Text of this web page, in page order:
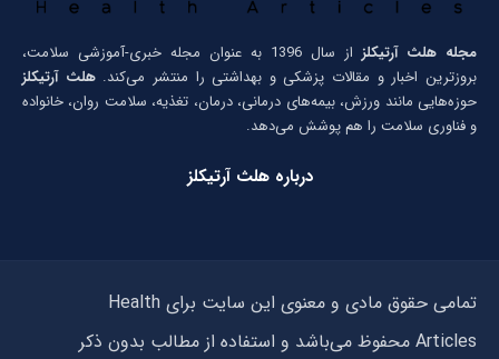
مجله هلث آرتیکلز
از سال 1396 به عنوان مجله خبری-آموزشی سلامت،
بروزترین اخبار و مقالات پزشکی و بهداشتی را منتشر می‌کند.هلث آرتیکلز
حوزه‌هایی مانند ورزش، بیمه‌های درمانی، درمان، تغذیه، سلامت روان، خانواده
و فناوری سلامت را هم پوشش می‌دهد.
درباره هلث آرتیکلز
تمامی حقوق مادی و معنوی این سایت برای Health
Articles محفوظ می‌باشد و استفاده از مطالب بدون ذکر